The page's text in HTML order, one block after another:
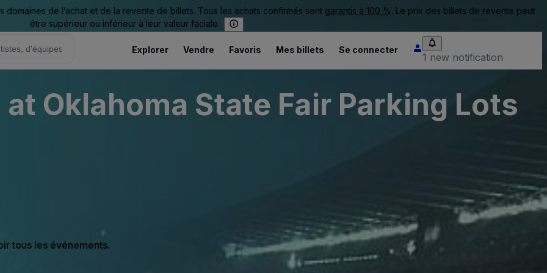
de l’achat et de la revente de billets. Tous les achats confirmés sont garantis à 100 %. Le prix des billets de revente peut
être supérieur ou inférieur à leur valeur faciale.
Explorer Vendre Favoris Mes billets Se connecter
1 new notification
Oklahoma State Fair Parking Lots
tous les événements.